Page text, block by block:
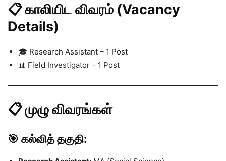
📋 காலியிட விவரம் (Vacancy
Details)
🎓 Research Assistant – 1 Post
📊 Field Investigator – 1 Post
📋 முழு விவரங்கள்
🎯 கல்வித் தகுதி: